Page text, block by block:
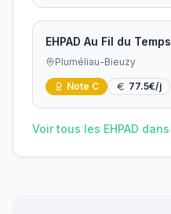
EHPAD Au Fil du Temps
Pluméliau-Bieuzy
Note C 77.5€/j
Voir tous les EHPAD dans